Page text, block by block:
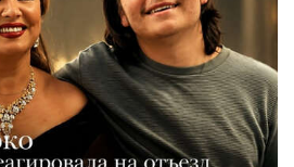
Классика